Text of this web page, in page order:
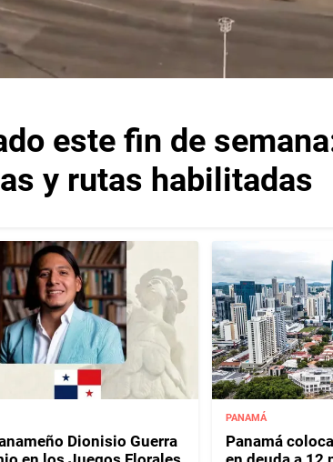
este fin de
y rutas habilitadas
Dionisio Guerra
PANAMÁ
Panamá